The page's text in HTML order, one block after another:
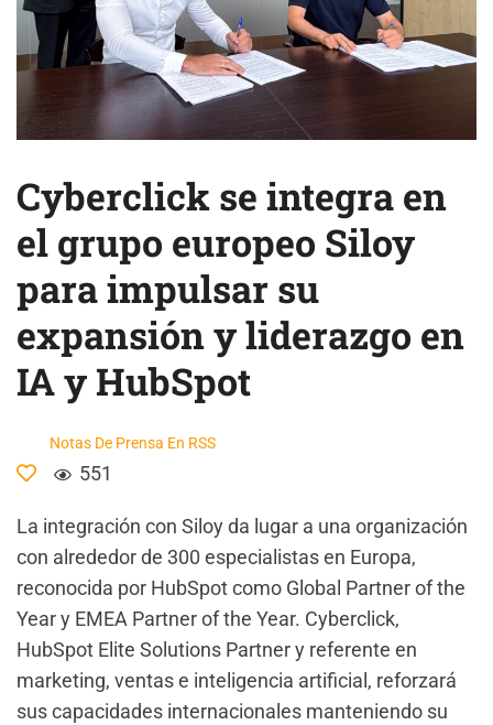
Cyberclick se integra en
el grupo europeo Siloy
para impulsar su
expansión y liderazgo en
IA y HubSpot
Notas De Prensa En RSS
551
La integración con Siloy da lugar a una organización
con alrededor de 300 especialistas en Europa,
reconocida por HubSpot como Global Partner of the
Year y EMEA Partner of the Year. Cyberclick,
HubSpot Elite Solutions Partner y referente en
marketing, ventas e inteligencia artificial, reforzará
sus capacidades internacionales manteniendo su